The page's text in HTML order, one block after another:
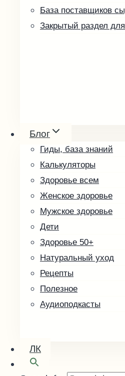
Косметика
Упаковка и
Другие товары
Скоро в продаже
Кофе зелёный
Малины косточка
База поставщиков
Закрытый раздел
Блог
Гиды, база знаний
Калькуляторы
Здоровье всем
Женское здоровье
Мужское здоровье
Дети
Здоровье 50+
Натуральный уход
Рецепты
Полезное
Аудиоподкасты
ЛК